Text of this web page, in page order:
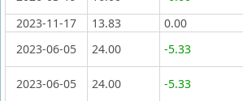
2023-11-17
13.83 0.00
2023-06-05
24.00 -5.33
2023-06-05 24.00 -5.33